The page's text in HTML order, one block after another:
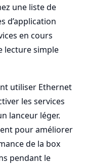
une liste de
d’application
en cours
lecture simple
utiliser Ethernet
les services
lanceur léger.
pour améliorer
de la box
pendant le